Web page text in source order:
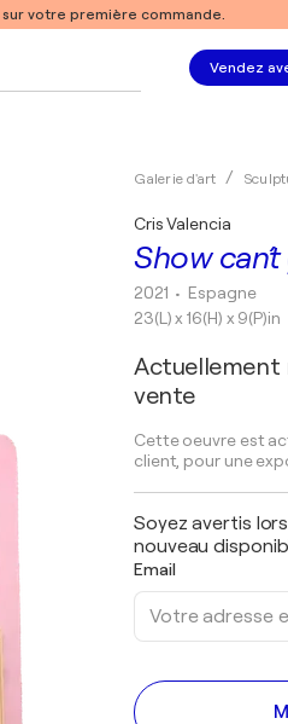
votre première commande.
Vendez
Galerie d'art
Show
Cris Valencia
2021 • Espagne
23(L) x 16(H) x 9(P)in
Actuellement
vente
Cette oeuvre est
client, pour une
Soyez avertis
nouveau
Email